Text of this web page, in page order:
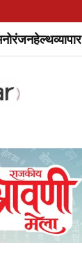
हेल्थव्यापार